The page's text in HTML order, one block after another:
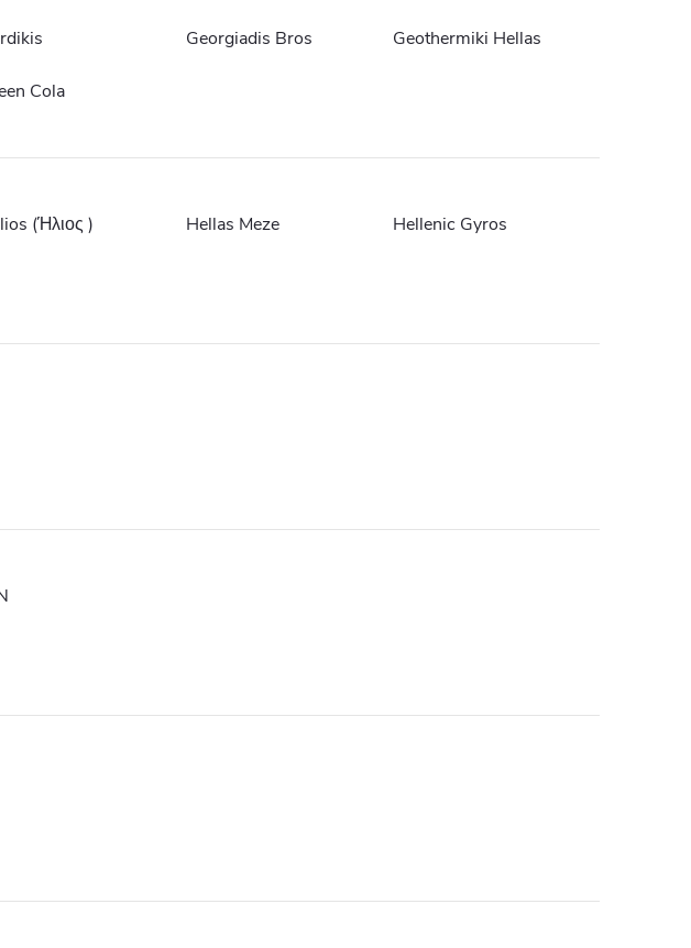
Georgiadis Bros Geothermiki Hellas
Cola
(Ήλιος ) Hellas Meze Hellenic Gyros